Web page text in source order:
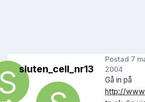
sluten_cell_nr13
Postad 7
2004
Gå in på
http://